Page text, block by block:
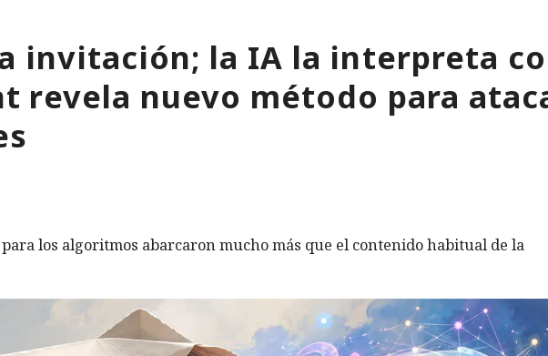
invitación; la IA la interpreta
revela nuevo método para
los algoritmos abarcaron mucho más que el contenido habitual de la